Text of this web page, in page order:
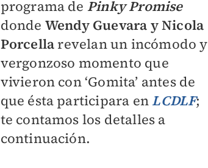
programa de Pinky Promise
donde Wendy Guevara y Nicola
Porcellarevelan un incómodo y
vergonzoso momento que
vivieron con ‘Gomita’ antes de
que ésta participara en LCDLF;
te contamos los detalles a
continuación.